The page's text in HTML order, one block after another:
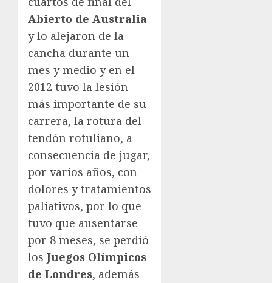
Abierto de Australia
y lo alejaron de la
cancha durante un
mes y medio y en el
2012 tuvo la lesión
más importante de su
carrera, la rotura del
tendón rotuliano, a
consecuencia de jugar,
por varios años, con
dolores y tratamientos
paliativos, por lo que
tuvo que ausentarse
por 8 meses, se perdió
los Juegos Olímpicos
de Londres, además